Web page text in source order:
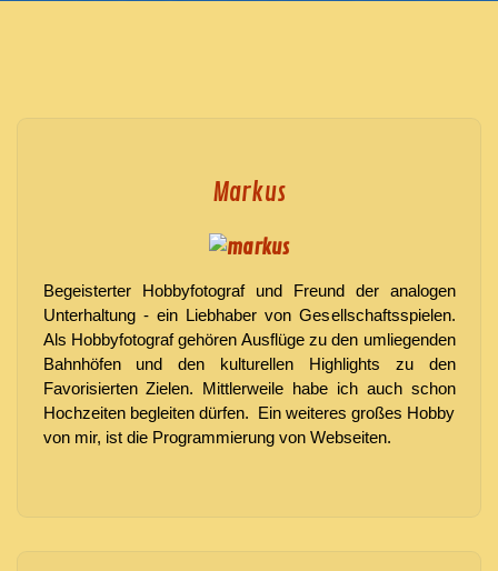
Markus
Begeisterter Hobbyfotograf und Freund der analogen
Unterhaltung - ein Liebhaber von Gesellschaftsspielen.
Als Hobbyfotograf gehören Ausflüge zu den umliegenden
Bahnhöfen und den kulturellen Highlights zu den
Favorisierten Zielen. Mittlerweile habe ich auch schon
Hochzeiten begleiten dürfen. Ein weiteres großes Hobby
von mir, ist die Programmierung von Webseiten.